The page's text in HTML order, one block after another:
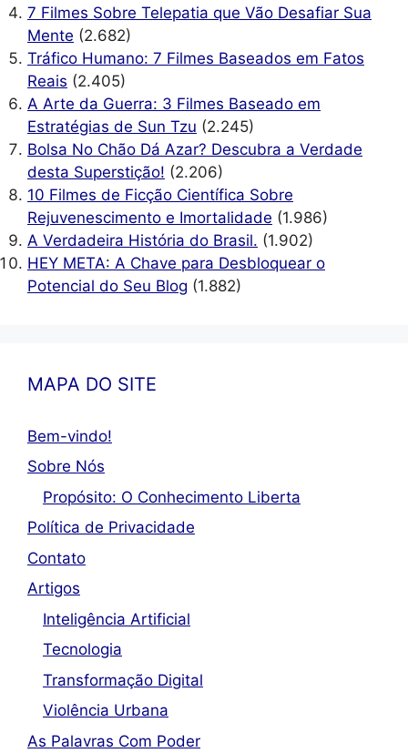
7 Filmes Sobre Telepatia que Vão Desafiar Sua
Mente (2.682)
Tráfico Humano: 7 Filmes Baseados em Fatos
Reais (2.405)
A Arte da Guerra: 3 Filmes Baseado em
Estratégias de Sun Tzu (2.245)
Bolsa No Chão Dá Azar? Descubra a Verdade
desta Superstição! (2.206)
10 Filmes de Ficção Científica Sobre
Rejuvenescimento e Imortalidade (1.986)
A Verdadeira História do Brasil. (1.902)
HEY META: A Chave para Desbloquear o
Potencial do Seu Blog (1.882)
MAPA DO SITE
Bem-vindo!
Sobre Nós
Propósito: O Conhecimento Liberta
Política de Privacidade
Contato
Artigos
Inteligência Artificial
Tecnologia
Transformação Digital
Violência Urbana
As Palavras Com Poder